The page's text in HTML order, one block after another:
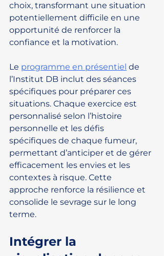
choix, transformant une situation
potentiellement difficile en une
opportunité de renforcer la
confiance et la motivation.
Le programme en présentiel de
l’Institut DB inclut des séances
spécifiques pour préparer ces
situations. Chaque exercice est
personnalisé selon l’histoire
personnelle et les défis
spécifiques de chaque fumeur,
permettant d’anticiper et de gérer
efficacement les envies et les
contextes à risque. Cette
approche renforce la résilience et
consolide le sevrage sur le long
terme.
Intégrer la